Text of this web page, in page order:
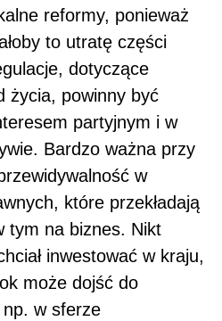
reformy, ponieważ
to utratę części
dotyczące
życia, powinny być
partyjnym i w
Bardzo ważna przy
w
które przekładają
tym na biznes. Nikt
inwestować w kraju,
może dojść do
w sferze